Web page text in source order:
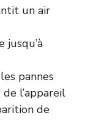
un air
jusqu’à
pannes
l’appareil
de